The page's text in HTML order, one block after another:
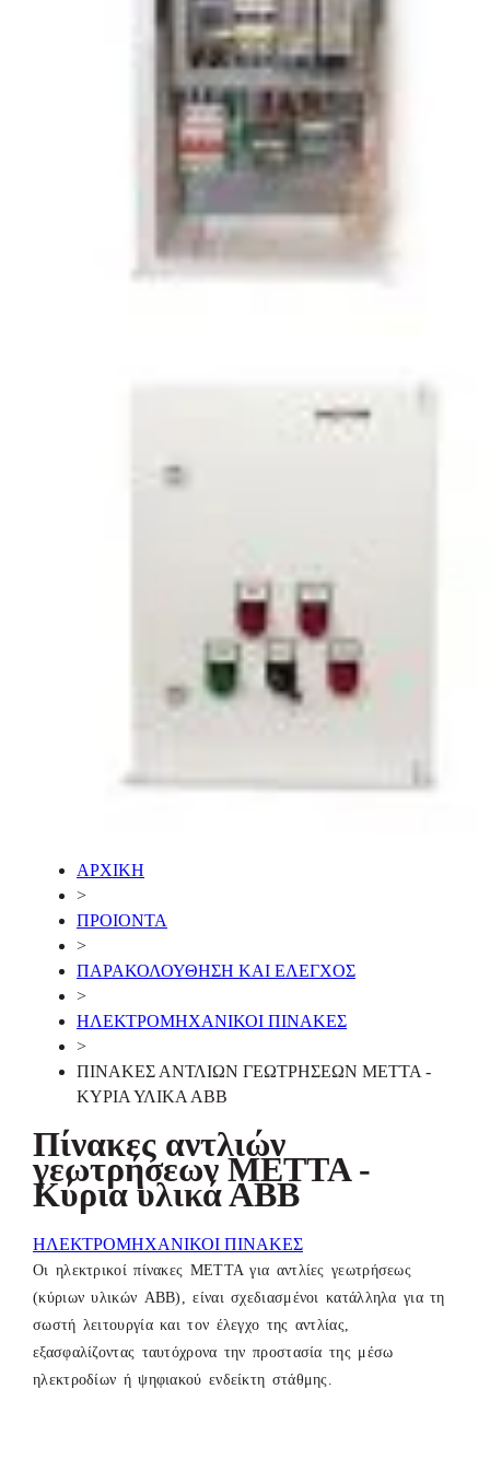
ΑΡΧΙΚΗ
>
ΠΡΟΙΟΝΤΑ
>
ΠΑΡΑΚΟΛΟΥΘΗΣΗ ΚΑΙ ΕΛΕΓΧΟΣ
>
ΗΛΕΚΤΡΟΜΗΧΑΝΙΚΟΙ ΠΙΝΑΚΕΣ
>
ΠΙΝΑΚΕΣ ΑΝΤΛΙΩΝ ΓΕΩΤΡΗΣΕΩΝ METTA -
ΚΥΡΙΑ ΥΛΙΚΑ ΑΒΒ
Πίνακες αντλιών
γεωτρήσεων METTA -
Κύρια υλικά ΑΒΒ
ΗΛΕΚΤΡΟΜΗΧΑΝΙΚΟΙ ΠΙΝΑΚΕΣ
Οι ηλεκτρικοί πίνακες ΜΕΤΤΑ για αντλίες γεωτρήσεως
(κύριων υλικών ABB), είναι σχεδιασμένοι κατάλληλα για τη
σωστή λειτουργία και τον έλεγχο της αντλίας,
εξασφαλίζοντας ταυτόχρονα την προστασία της μέσω
ηλεκτροδίων ή ψηφιακού ενδείκτη στάθμης.